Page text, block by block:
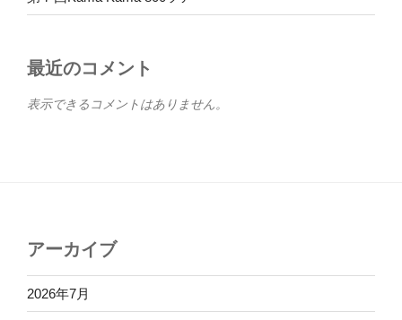
最近のコメント
表示できるコメントはありません。
アーカイブ
2026年7月